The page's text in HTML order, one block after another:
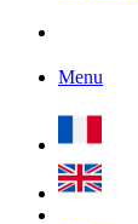
Menu